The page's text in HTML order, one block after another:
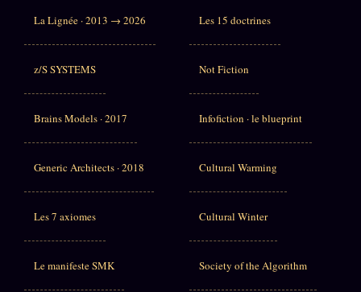
La Lignée · 2013 → 2026
z/S SYSTEMS
Brains Models · 2017
Generic Architects · 2018
Les 7 axiomes
Le manifeste SMK
Les 15 doctrines
Not Fiction
Infofiction · le blueprint
Cultural Warming
Cultural Winter
Society of the Algorithm